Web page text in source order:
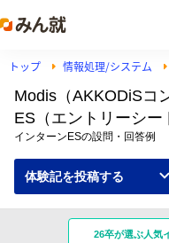
トップ 情報処理/システム
Modis（AKKODiSコ
ES（エントリーシー
インターンESの設問・回答例
体験記を投稿する
26卒が選ぶ人気